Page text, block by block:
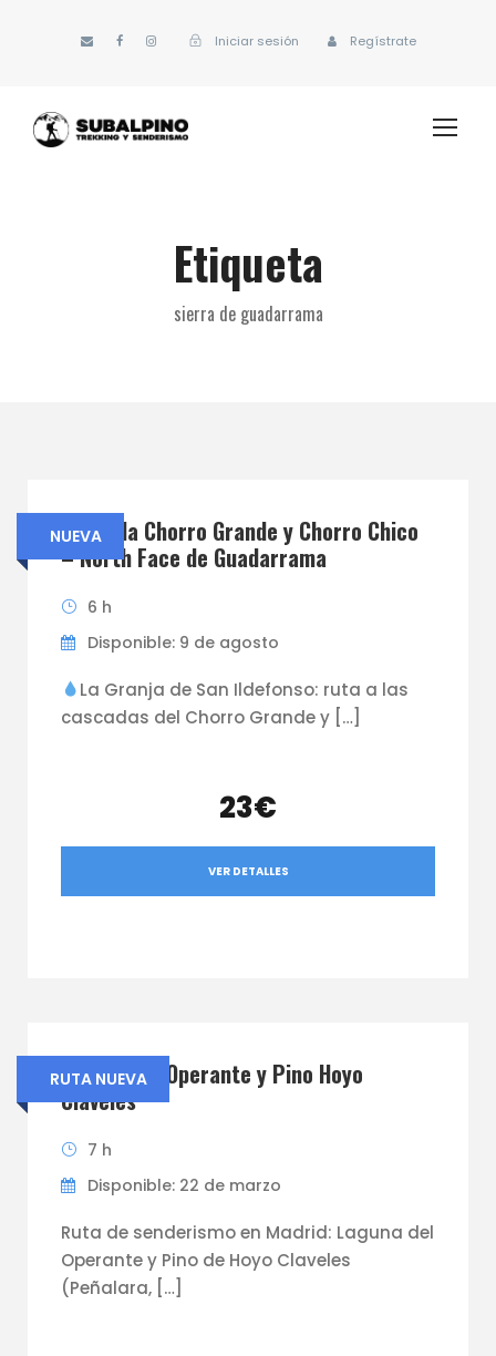
Iniciar sesión Regístrate
Etiqueta
sierra de guadarrama
NUEVA
Cascada Chorro Grande y Chorro Chico
– North Face de Guadarrama
6 h
Disponible: 9 de agosto
La Granja de San Ildefonso: ruta a las
cascadas del Chorro Grande y […]
23€
VER DETALLES
RUTA NUEVA
Laguna del Operante y Pino Hoyo
Claveles
7 h
Disponible: 22 de marzo
Ruta de senderismo en Madrid: Laguna del
Operante y Pino de Hoyo Claveles
(Peñalara, […]